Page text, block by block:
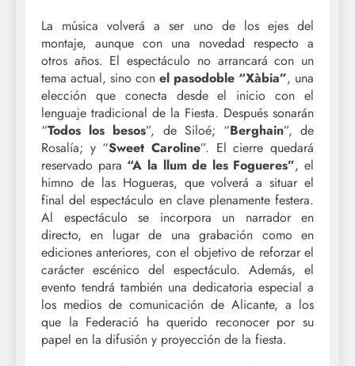
La música volverá a ser uno de los ejes del
montaje, aunque con una novedad respecto a
otros años. El espectáculo no arrancará con un
tema actual, sino con el pasodoble “Xàbia”, una
elección que conecta desde el inicio con el
lenguaje tradicional de la Fiesta. Después sonarán
“Todos los besos”, de Siloé; “Berghain”, de
Rosalía; y “Sweet Caroline”. El cierre quedará
reservado para “A la llum de les Fogueres”, el
himno de las Hogueras, que volverá a situar el
final del espectáculo en clave plenamente festera.
Al espectáculo se incorpora un narrador en
directo, en lugar de una grabación como en
ediciones anteriores, con el objetivo de reforzar el
carácter escénico del espectáculo. Además, el
evento tendrá también una dedicatoria especial a
los medios de comunicación de Alicante, a los
que la Federació ha querido reconocer por su
papel en la difusión y proyección de la fiesta.